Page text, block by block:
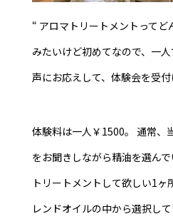
“ アロマトリートメントってど
みたいけど初めてなので、一
声にお応えして、体験会を受付
体験料は一人￥1500。 通常、
をお聞きしながら精油を選ん
トリートメントして欲しい1
レンドオイルの中から選択して